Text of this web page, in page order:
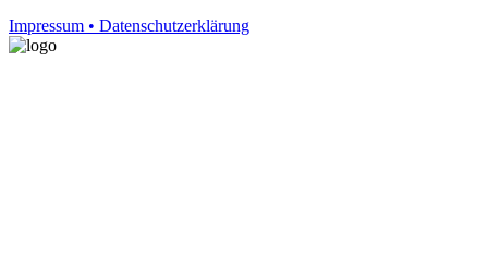
Impressum • Datenschutzerklärung